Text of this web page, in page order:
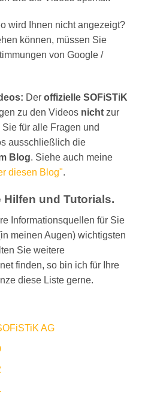
wird Ihnen nicht angezeigt?
können, müssen Sie
von Google /
Der offizielle SOFiSTiK
zu den Videos nicht zur
für alle Fragen und
ausschließlich die
Blog. Siehe auch meine
diesen Blog".
Hilfen und Tutorials.
Informationsquellen für Sie
meinen Augen) wichtigsten
Sie weitere
finden, so bin ich für Ihre
diese Liste gerne.
AG